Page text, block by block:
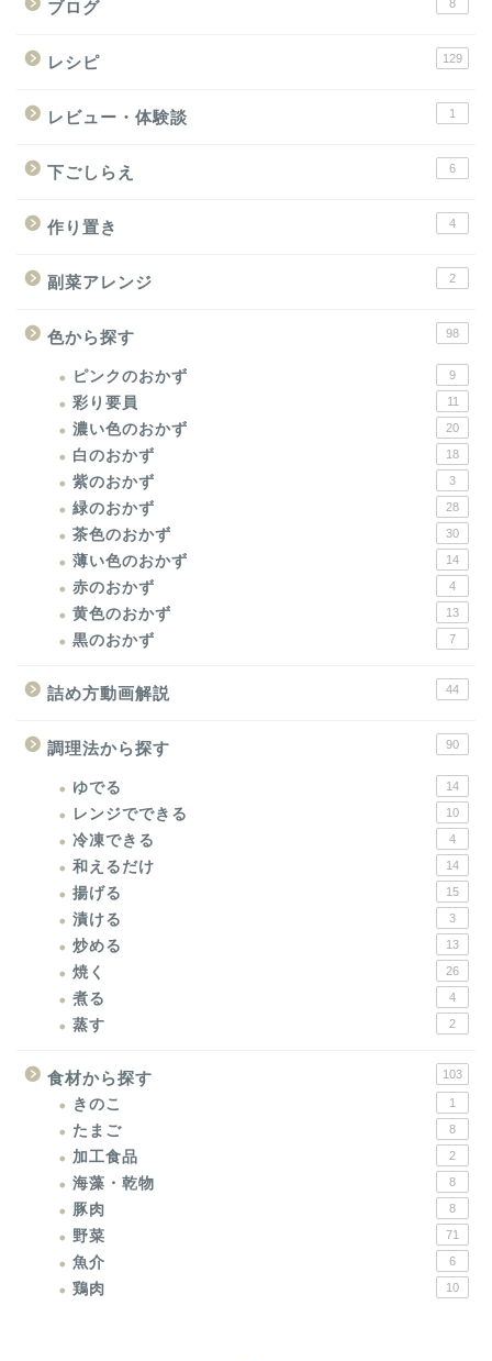
ブログ 8
レシピ 129
レビュー・体験談 1
下ごしらえ 6
作り置き 4
副菜アレンジ 2
色から探す 98
ピンクのおかず 9
彩り要員 11
濃い色のおかず 20
白のおかず 18
紫のおかず 3
緑のおかず 28
茶色のおかず 30
薄い色のおかず 14
赤のおかず 4
黄色のおかず 13
黒のおかず 7
詰め方動画解説 44
調理法から探す 90
ゆでる 14
レンジでできる 10
冷凍できる 4
和えるだけ 14
揚げる 15
漬ける 3
炒める 13
焼く 26
煮る 4
蒸す 2
食材から探す 103
きのこ 1
たまご 8
加工食品 2
海藻・乾物 8
豚肉 8
野菜 71
魚介 6
鶏肉 10